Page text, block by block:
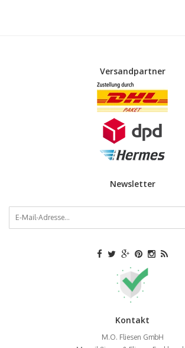
Versandpartner
Newsletter
Kontakt
M.O. Fliesen GmbH